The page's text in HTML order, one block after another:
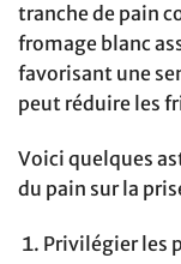
tranche de pain
fromage blanc
favorisant une
peut réduire les
Voici quelques
du pain sur la
Privilégier les